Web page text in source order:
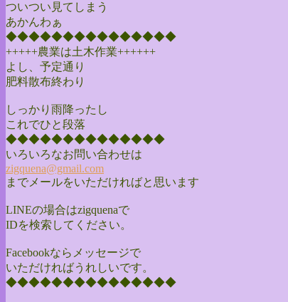
ついつい見てしまう
あかんわぁ
◆◆◆◆◆◆◆◆◆◆◆◆◆◆◆
+++++農業は土木作業++++++
よし、予定通り
肥料散布終わり
しっかり雨降ったし
これでひと段落
◆◆◆◆◆◆◆◆◆◆◆◆◆◆
いろいろなお問い合わせは
zigquena@gmail.com
までメールをいただければと思います
LINEの場合はzigquenaで
IDを検索してください。
Facebookならメッセージで
いただければうれしいです。
◆◆◆◆◆◆◆◆◆◆◆◆◆◆◆